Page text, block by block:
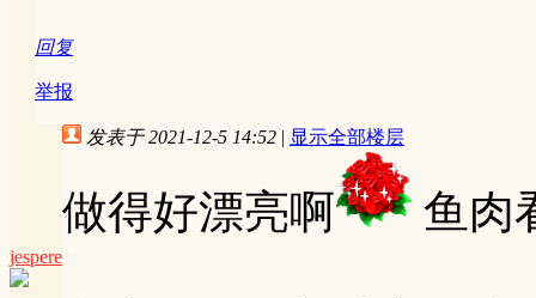
回复
举报
jespere
发表于 2021-12-5 14:52 | 显示全部楼层
做得好漂亮啊 鱼肉